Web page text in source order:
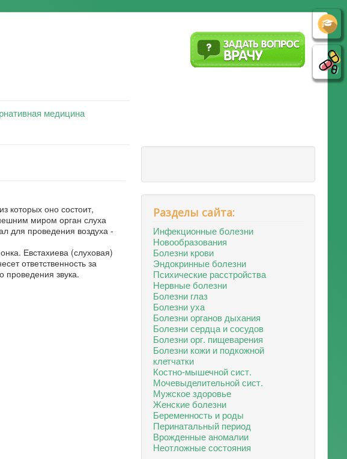
медицина
которых оно состоит,
миром орган слуха
для проведения воздуха -
Евстахиева (слуховая)
ответственность за
проведения звука.
Разделы сайта:
Инфекционные болезни
Новообразования
Болезни крови
Эндокринные болезни
Психические расстройства
Нервные болезни
Болезни глаз
Болезни уха
Болезни органов дыхания
Болезни сердца и сосудов
Болезни орг. пищеварения
Болезни кожи и подкожной
клетчатки
Костно-мышечной сист.
Мочевыделительной сист.
Мужское здоровье
Женские болезни
Беременность и роды
Перинатальный период
Врожденные аномалии
Неотложные состояния